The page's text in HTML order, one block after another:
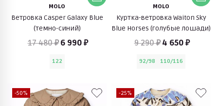
MOLO
Ветровка Casper Galaxy Blue
(темно-синий)
17 480 ₽ 6 990 ₽
122
MOLO
Куртка-ветровка Waiton Sky
Blue Horses (голубые лошади)
9 290 ₽ 4 650 ₽
92/98 110/116
-50% -25%